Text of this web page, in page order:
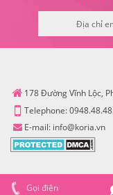
Gọi điện
178 Đường Vĩnh Lộc,
Telephone:
E-mail: info@koria.vn